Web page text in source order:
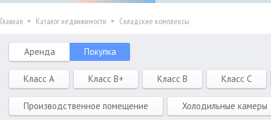
Главная Каталог недвижимости Складские комплексы
Аренда Покупка
Класс A Класс B+ Класс B Класс C
Производственное помещение Холодильные камеры